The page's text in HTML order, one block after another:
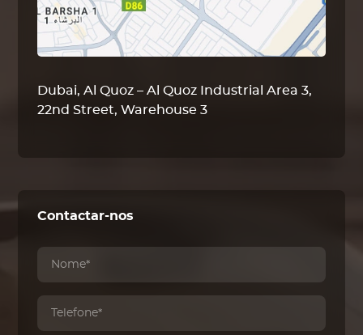
Dubai, Al Quoz – Al Quoz Industrial Area 3,
22nd Street, Warehouse 3
Contactar-nos